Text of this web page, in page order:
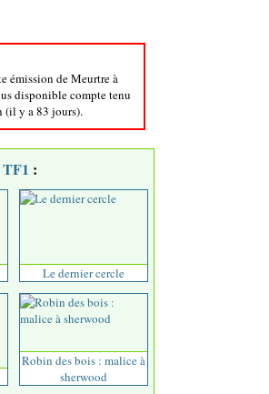
émission de Meurtre à
disponible compte tenu
(il y a 83 jours).
TF1 :
Le dernier cercle
Robin des bois : malice à
sherwood